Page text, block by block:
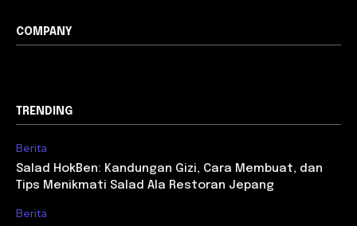
COMPANY
TRENDING
Berita
Salad HokBen: Kandungan Gizi, Cara Membuat, dan
Tips Menikmati Salad Ala Restoran Jepang
Berita